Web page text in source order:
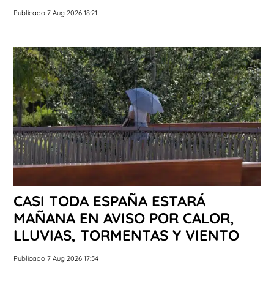
Publicado 7 Aug 2026 18:21
CASI TODA ESPAÑA ESTARÁ
MAÑANA EN AVISO POR CALOR,
LLUVIAS, TORMENTAS Y VIENTO
Publicado 7 Aug 2026 17:54